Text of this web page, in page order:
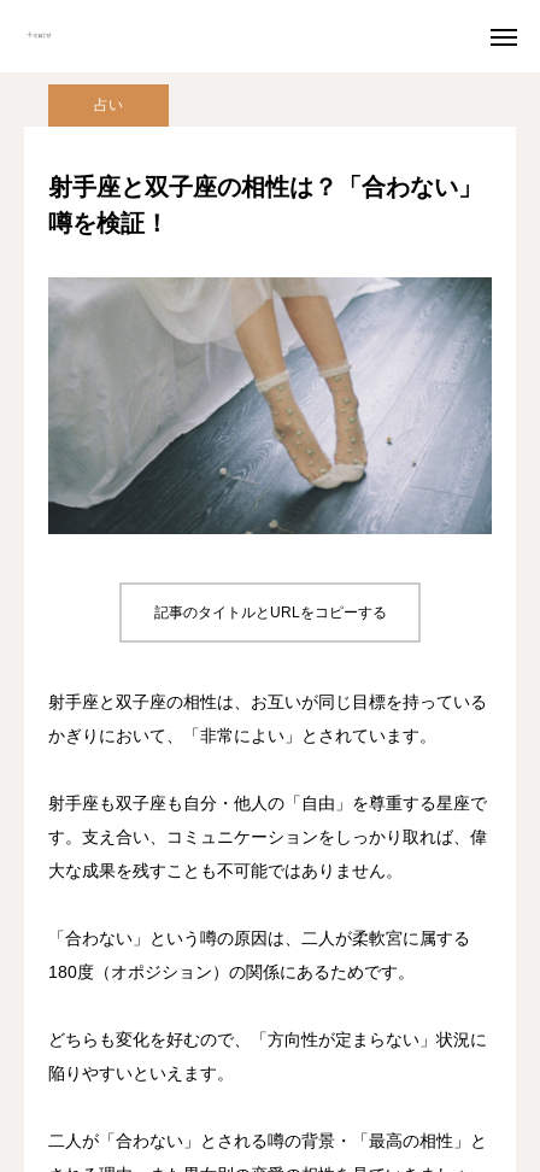
占い
射手座と双子座の相性は？「合わない」
噂を検証！
記事のタイトルとURLをコピーする
射手座と双子座の相性は、お互いが同じ目標を持っている
かぎりにおいて、「非常によい」とされています。
射手座も双子座も自分・他人の「自由」を尊重する星座で
す。支え合い、コミュニケーションをしっかり取れば、偉
大な成果を残すことも不可能ではありません。
「合わない」という噂の原因は、二人が柔軟宮に属する
180度（オポジション）の関係にあるためです。
どちらも変化を好むので、「方向性が定まらない」状況に
陥りやすいといえます。
二人が「合わない」とされる噂の背景・「最高の相性」と

はじまり
すべて